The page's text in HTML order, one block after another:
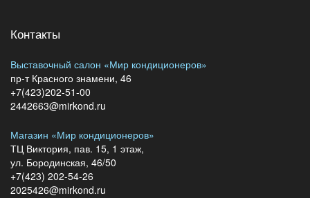
Контакты
Выставочный салон «Мир кондиционеров»
пр-т Красного знамени, 46
+7(423)202-51-00
2442663@mirkond.ru
Магазин «Мир кондиционеров»
ТЦ Виктория, пав. 15, 1 этаж,
ул. Бородинская, 46/50
+7(423) 202-54-26
2025426@mirkond.ru